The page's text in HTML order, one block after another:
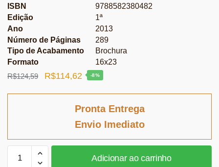
ISBN
9788582380482
Edição
1ª
Ano
2013
Número de Páginas
289
Tipo de Acabamento
Brochura
Formato
16x23
R$124,59
O
R$114,62 O
atual
-8%
Pronta Entrega
Envio Imediato
Internacional
Adicionar ao carrinho